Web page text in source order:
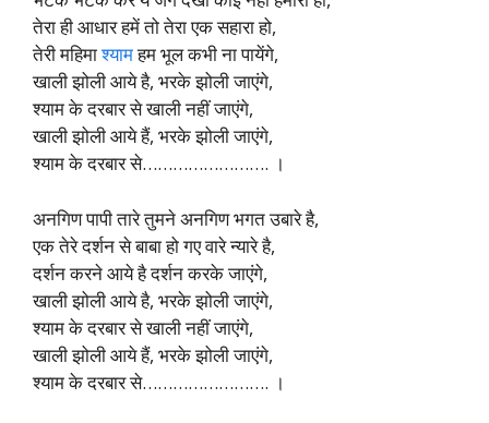
तेरा ही आधार हमें तो तेरा एक सहारा हो,
तेरी महिमाश्यामहम भूल कभी ना पायेंगे,
खाली झोली आये है, भरके झोली जाएंगे,
श्याम के दरबार से खाली नहीं जाएंगे,
खाली झोली आये हैं, भरके झोली जाएंगे,
श्याम के दरबार से……………………. ।
अनगिण पापी तारे तुमने अनगिण भगत उबारे है,
एक तेरे दर्शन से बाबा हो गए वारे न्यारे है,
दर्शन करने आये है दर्शन करके जाएंगे,
खाली झोली आये है, भरके झोली जाएंगे,
श्याम के दरबार से खाली नहीं जाएंगे,
खाली झोली आये हैं, भरके झोली जाएंगे,
श्याम के दरबार से……………………. ।